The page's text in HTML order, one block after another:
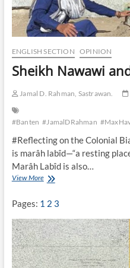
ENGLISH SECTION OPINION
Sheikh Nawawi
Jamal D. Rahman, Sastrawan.
#Banten #JamalDRahman
#Reflecting on the Colonial
is marâh labîd—“a resting
Marâh Labîd is also…
View MoreS
i
k
h
N
a
w
Pages: 1 2 3